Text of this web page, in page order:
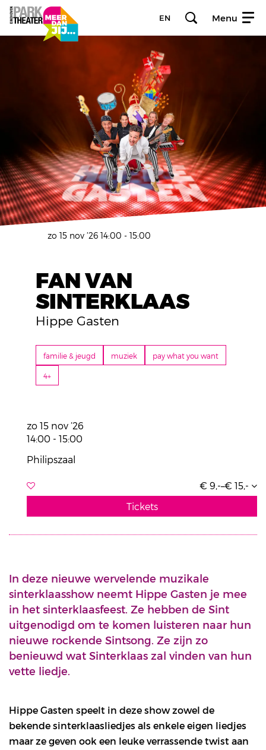
EN Menu
FAN VAN
SINTERKLAAS
Hippe Gasten
zo 15 nov ’26 14:00 - 15:00
familie & jeugd muziek pay what you want
4+
zo 15 nov ’26
14:00 - 15:00
Philipszaal
€ 9,-–€ 15,-
Tickets
In deze nieuwe wervelende muzikale
sinterklaasshow neemt Hippe Gasten je mee
in het sinterklaasfeest. Ze hebben de Sint
uitgenodigd om te komen luisteren naar hun
nieuwe rockende Sintsong. Ze zijn zo
benieuwd wat Sinterklaas zal vinden van hun
vette liedje.
Hippe Gasten speelt in deze show zowel de
bekende sinterklaasliedjes als enkele eigen liedjes
maar ze geven ook een leuke verrassende twist aan